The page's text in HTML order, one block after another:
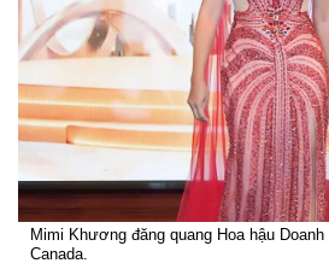
Mimi Khương đăng quang Hoa hậu
Canada.